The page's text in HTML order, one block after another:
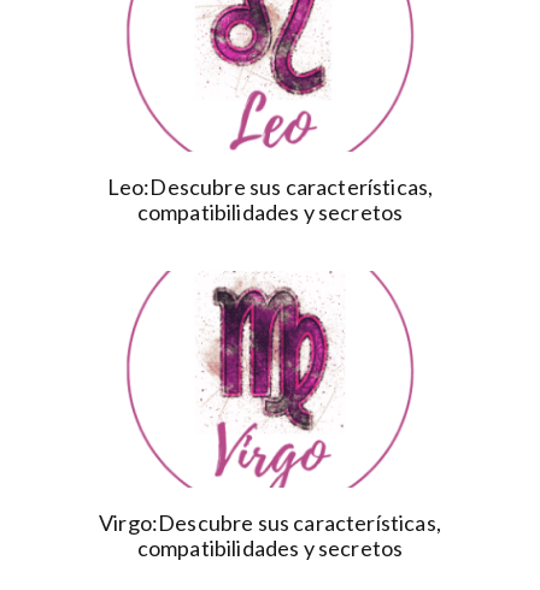
Leo:Descubre sus características,
compatibilidades y secretos
Virgo:Descubre sus características,
compatibilidades y secretos